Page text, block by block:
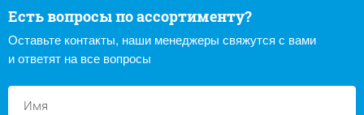
Есть вопросы по ассортименту?
Оставьте контакты, наши менеджеры свяжутся с вами
и ответят на все вопросы